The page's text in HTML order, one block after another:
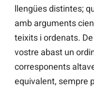
llengües distintes;
amb arguments
teixits i ordenats.
vostre abast un
corresponents
equivalent, sempre